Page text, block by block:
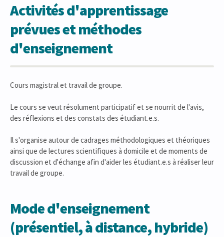
Activités d'apprentissage
prévues et méthodes
d'enseignement
Cours magistral et travail de groupe.
Le cours se veut résolument participatif et se nourrit de l'avis,
des réflexions et des constats des étudiant.e.s.
Il s'organise autour de cadrages méthodologiques et théoriques
ainsi que de lectures scientifiques à domicile et de moments de
discussion et d'échange afin d'aider les étudiant.e.s à réaliser leur
travail de groupe.
Mode d'enseignement
(présentiel, à distance, hybride)